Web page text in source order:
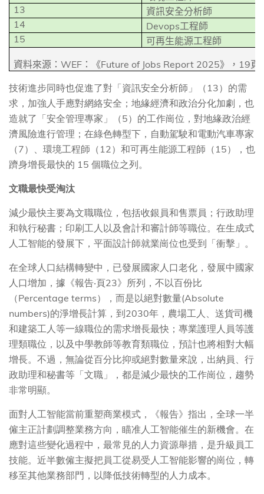
13 資訊安全分析師
14 Devops工程師
15 可再生能源工程師
資料來源：WEF ：《Future of Jobs Report 2025》， 19頁
技術進步同時也促進了對「資訊安全分析師」（13）的需
求，加強人手應對網絡安全；地緣經濟和政治分化加劇，也
造就了「安全管理專家」（5）的工作崗位，對地緣政治經
濟風險進行管理；在綠色轉型下，自動駕駛和電動汽車專家
（7）、環境工程師（12）和可再生能源工程師（15），也
躋身增長最快的 15 個職位之列。
文職最快受淘汰
減少最快主要為文職職位，包括收銀員和售票員；行政助理
和執行秘書；印刷工人以及會計和審計師等職位。在生成式
人工智能的發展下，平面設計師就業崗位也受到「衝擊」。
在全球人口結構轉變中，已發展國家人口老化，發展中國家
人口增加，據《報告‧頁23》所列，不以百份比
（Percentage terms），而是以絕對數量(Absolute
numbers)的淨增長計算，到2030年，農場工人、送貨司機
和建築工人等一線職位的需求增長最快；專業護理人員等護
理類職位，以及中學教師等教育類職位，預計也將相對大幅
增長。不過，無論從百分比抑或絕對數量來說，出納員、行
政助理和秘書等「文職」，都是減少最快的工作崗位，趨勢
非常明顯。
面對人工智能當前重塑商業模式，《報告》指出，全球一半
僱主正計劃調整業務方向，瞄准人工智能催生的新機會。在
應對這些變化過程中，最常見的人力資源舉措，是升級員工
技能。近半數僱主擬把員工從易受人工智能影響的崗位，轉
移至其他業務部門，以降低技術轉型的人力成本。